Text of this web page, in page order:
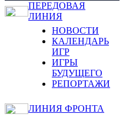
ПЕРЕДОВАЯ
ЛИНИЯ
НОВОСТИ
КАЛЕНДАРЬ
ИГР
ИГРЫ
БУДУЩЕГО
РЕПОРТАЖИ
ЛИНИЯ ФРОНТА